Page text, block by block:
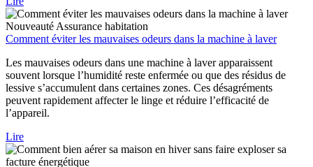
Nouveauté Assurance habitation
Comment éviter les mauvaises odeurs dans la machine à laver
Les mauvaises odeurs dans une machine à laver apparaissent
souvent lorsque l’humidité reste enfermée ou que des résidus de
lessive s’accumulent dans certaines zones. Ces désagréments
peuvent rapidement affecter le linge et réduire l’efficacité de
l’appareil.
Lire